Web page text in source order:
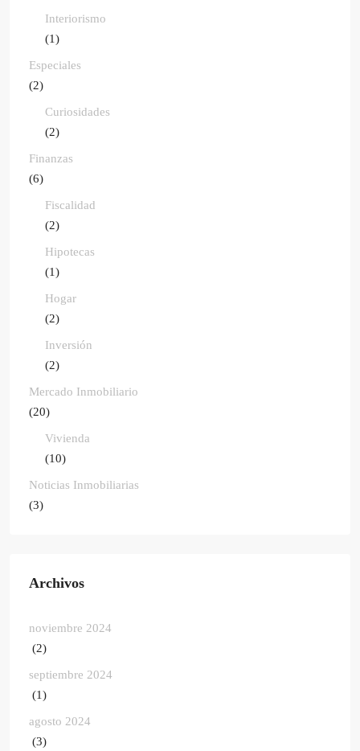
Interiorismo
(1)
Especiales
(2)
Curiosidades
(2)
Finanzas
(6)
Fiscalidad
(2)
Hipotecas
(1)
Hogar
(2)
Inversión
(2)
Mercado Inmobiliario
(20)
Vivienda
(10)
Noticias Inmobiliarias
(3)
Archivos
noviembre 2024
(2)
septiembre 2024
(1)
agosto 2024
(3)